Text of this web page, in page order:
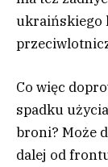
ukraińskiego
Co więc
spadku
broni? Może
dalej od